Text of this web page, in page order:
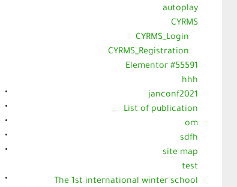
autoplay
CYRMS
CYRMS_Login
CYRMS_Registration
Elementor #55591
hhh
janconf2021
List of publication
om
sdfh
site map
test
The 1st international winter school